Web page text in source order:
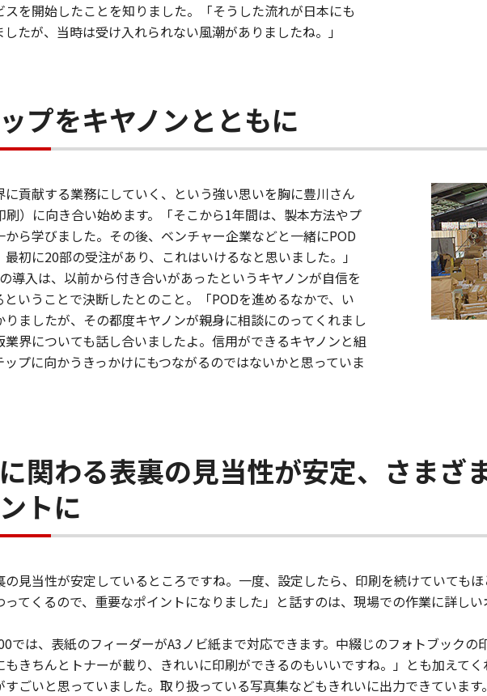
を開始したことを知りました。「そうした流れが日本にも
たが、当時は受け入れられない風潮がありましたね。」
プをキヤノンとともに
に貢献する業務にしていく、という強い思いを胸に豊川さん
刷）に向き合い始めます。「そこから1年間は、製本方法やプ
から学びました。その後、ベンチャー企業などと一緒にPOD
初に20部の受注があり、これはいけるなと思いました。」
導入は、以前から付き合いがあったというキヤノンが自信を
いうことで決断したとのこと。「PODを進めるなかで、い
ましたが、その都度キヤノンが親身に相談にのってくれまし
業界についても話し合いましたよ。信用ができるキヤノンと組
プに向かうきっかけにもつながるのではないかと思っていま
関わる表裏の見当性が安定、さまざ
トに
の見当性が安定しているところですね。一度、設定したら、印刷を続けていても
てくるので、重要なポイントになりました」と話すのは、現場での作業に詳し
では、表紙のフィーダーがA3ノビ紙まで対応できます。中綴じのフォトブック
もきちんとトナーが載り、きれいに印刷ができるのもいいですね。」とも加えて
すごいと思っていました。取り扱っている写真集などもきれいに出力できていま